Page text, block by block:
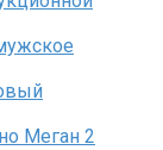
Меган 2